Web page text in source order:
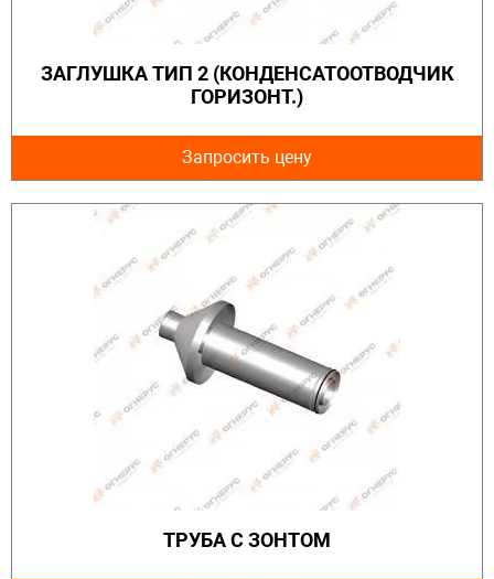
ЗАГЛУШКА ТИП 2 (КОНДЕНСАТООТВОДЧИК
ГОРИЗОНТ.)
Запросить цену
ТРУБА С ЗОНТОМ